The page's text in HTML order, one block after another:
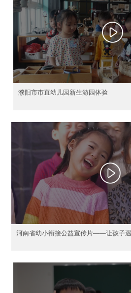
濮阳市市直幼儿园新生游园体验
河南省幼小衔接公益宣传片——让孩子